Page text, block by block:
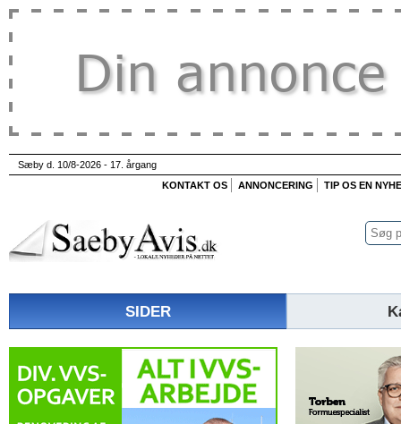
Sæby d. 10/8-2026 - 17. årgang
KONTAKT OS
ANNONCERING TIP OS EN
SIDER